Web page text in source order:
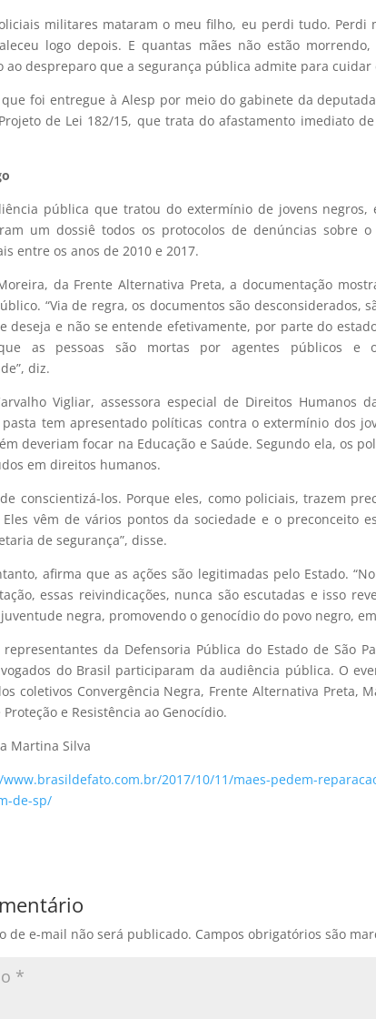
militares mataram o meu filho, eu perdi tudo.
logo depois. E quantas mães não estão
ao despreparo que a segurança pública admite para cuidar
foi entregue à Alesp por meio do gabinete da
de Lei 182/15, que trata do afastamento imediato
pública que tratou do extermínio de jovens negros,
um dossiê todos os protocolos de denúncias sobre
entre os anos de 2010 e 2017.
da Frente Alternativa Preta, a documentação
“Via de regra, os documentos são desconsiderados,
deseja e não se entende efetivamente, por parte do
as pessoas são mortas por agentes públicos e
diz.
Vigliar, assessora especial de Direitos Humanos
tem apresentado políticas contra o extermínio dos
deveriam focar na Educação e Saúde. Segundo ela, os
em direitos humanos.
conscientizá-los. Porque eles, como policiais, trazem
vêm de vários pontos da sociedade e o preconceito
de segurança”, disse.
afirma que as ações são legitimadas pelo Estado.
essas reivindicações, nunca são escutadas e isso
negra, promovendo o genocídio do povo negro,
da Defensoria Pública do Estado de São
do Brasil participaram da audiência pública. O
coletivos Convergência Negra, Frente Alternativa Preta,
e Resistência ao Genocídio.
Martina Silva
2017/10/11/maes-pedem-
de-sp/
de e-mail não será publicado. Campos obrigatórios são